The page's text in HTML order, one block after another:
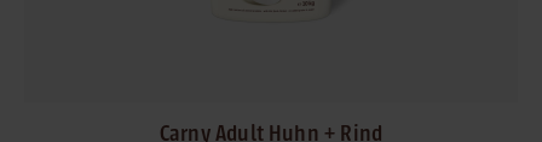
Carny Adult Huhn + Rind